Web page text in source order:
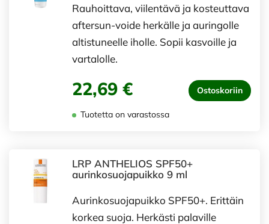
Rauhoittava, viilentävä ja kosteuttava
aftersun-voide herkälle ja auringolle
altistuneelle iholle. Sopii kasvoille ja
vartalolle.
22,69 € Ostoskoriin
Tuotetta on varastossa
LRP ANTHELIOS SPF50+
aurinkosuojapuikko 9 ml
Aurinkosuojapuikko SPF50+. Erittäin
korkea suoja. Herkästi palaville